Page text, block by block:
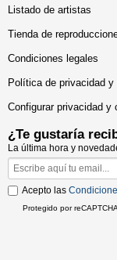
Listado de artistas
Tienda de
Condiciones legales
Política de privacidad y
Configurar privacidad y
¿Te gustaría
La última hora y
Acepto las
Protegido por